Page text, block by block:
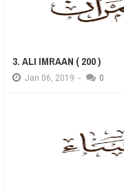
3. ALI IMRAAN ( 200 )
Jan 06, 2019 - 0